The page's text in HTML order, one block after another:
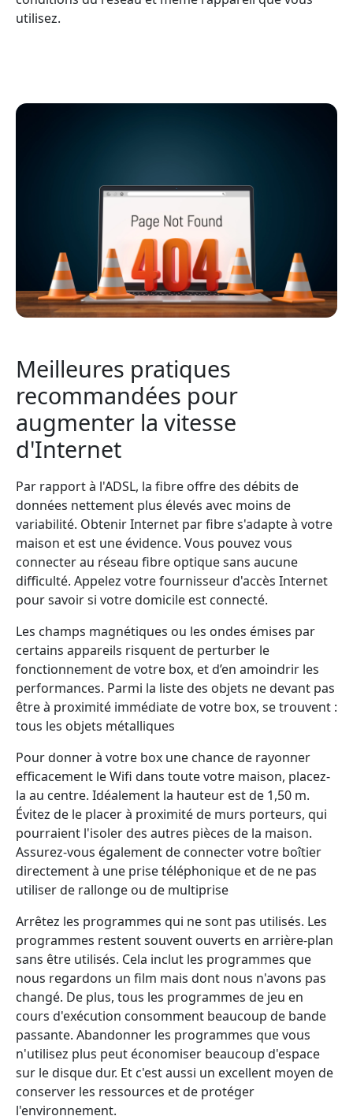
utilisez.
Meilleures pratiques
recommandées pour
augmenter la vitesse
d'Internet
Par rapport à l'ADSL, la fibre offre des débits de
données nettement plus élevés avec moins de
variabilité. Obtenir Internet par fibre s'adapte à votre
maison et est une évidence. Vous pouvez vous
connecter au réseau fibre optique sans aucune
difficulté. Appelez votre fournisseur d'accès Internet
pour savoir si votre domicile est connecté.
Les champs magnétiques ou les ondes émises par
certains appareils risquent de perturber le
fonctionnement de votre box, et d’en amoindrir les
performances. Parmi la liste des objets ne devant pas
être à proximité immédiate de votre box, se trouvent :
tous les objets métalliques
Pour donner à votre box une chance de rayonner
efficacement le Wifi dans toute votre maison, placez-
la au centre. Idéalement la hauteur est de 1,50 m.
Évitez de le placer à proximité de murs porteurs, qui
pourraient l'isoler des autres pièces de la maison.
Assurez-vous également de connecter votre boîtier
directement à une prise téléphonique et de ne pas
utiliser de rallonge ou de multiprise
Arrêtez les programmes qui ne sont pas utilisés. Les
programmes restent souvent ouverts en arrière-plan
sans être utilisés. Cela inclut les programmes que
nous regardons un film mais dont nous n'avons pas
changé. De plus, tous les programmes de jeu en
cours d'exécution consomment beaucoup de bande
passante. Abandonner les programmes que vous
n'utilisez plus peut économiser beaucoup d'espace
sur le disque dur. Et c'est aussi un excellent moyen de
conserver les ressources et de protéger
l'environnement.